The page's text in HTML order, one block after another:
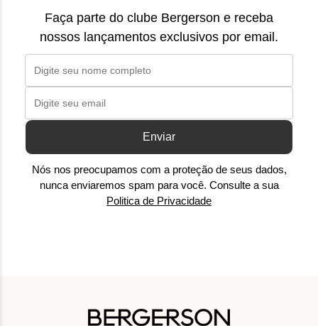
Faça parte do clube Bergerson e receba
nossos lançamentos exclusivos por email.
Enviar
Nós nos preocupamos com a proteção de seus dados,
nunca enviaremos spam para você. Consulte a sua
Politica de Privacidade